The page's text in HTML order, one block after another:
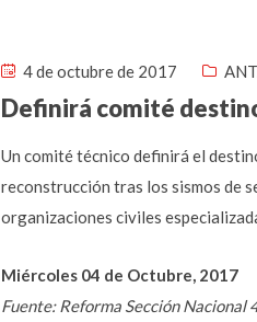
4 de octubre de 2017
Definirá comité
Un comité técnico definirá el
reconstrucción tras los sismos de
organizaciones civiles
Miércoles 04 de Octubre, 2017
Fuente: Reforma Sección